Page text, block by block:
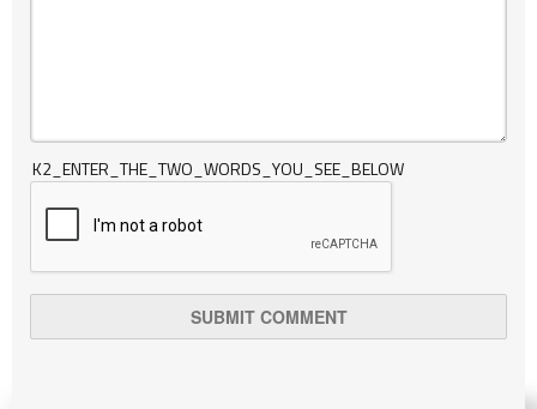
K2_ENTER_THE_TWO_WORDS_YOU_SEE_BELOW